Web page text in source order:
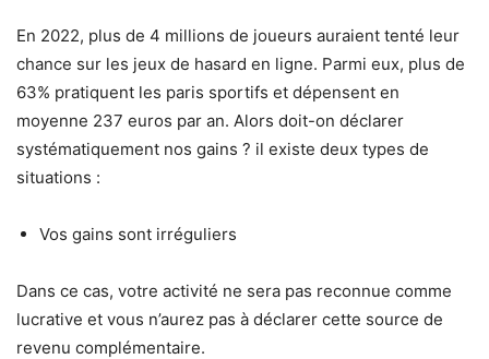
En 2022, plus de 4 millions de joueurs auraient tenté leur
chance sur les jeux de hasard en ligne. Parmi eux, plus de
63% pratiquent les paris sportifs et dépensent en
moyenne 237 euros par an. Alors doit-on déclarer
systématiquement nos gains ? il existe deux types de
situations :
Vos gains sont irréguliers
Dans ce cas, votre activité ne sera pas reconnue comme
lucrative et vous n’aurez pas à déclarer cette source de
revenu complémentaire.